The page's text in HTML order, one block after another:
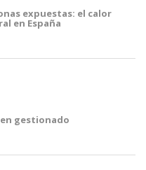
expuestas: el calor
en España
gestionado